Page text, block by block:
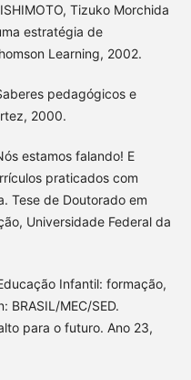
Tizuko Morchida
estratégia de
Learning, 2002.
pedagógicos e
2000.
estamos falando! E
praticados com
Tese de Doutorado em
Universidade Federal da
Infantil: formação,
BRASIL/MEC/SED.
para o futuro. Ano 23,